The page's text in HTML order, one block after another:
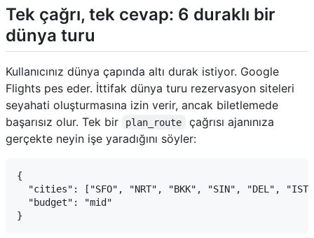
Tek çağrı, tek cevap: 6 duraklı bir
dünya turu
Kullanıcınız dünya çapında altı durak istiyor. Google
Flights pes eder. İttifak dünya turu rezervasyon siteleri
seyahati oluşturmasına izin verir, ancak biletlemede
başarısız olur. Tek bir
plan_route
çağrısı ajanınıza
gerçekte neyin işe yaradığını söyler:
{
"cities": ["SFO", "NRT", "BKK", "SIN", "DEL",
  "budget": "mid"